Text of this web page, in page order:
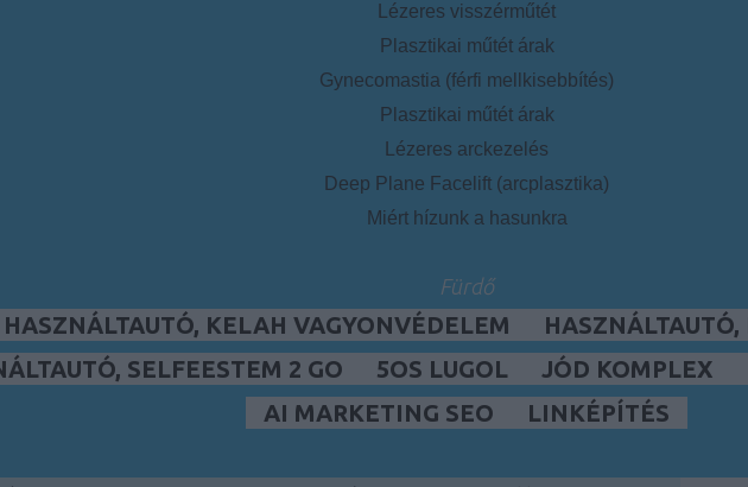
Lézeres visszérműtét
Plasztikai műtét árak
Gynecomastia (férfi mellkisebbítés)
Plasztikai műtét árak
Lézeres arckezelés
Deep Plane Facelift (arcplasztika)
Miért hízunk a hasunkra
Fürdő
HASZNÁLTAUTÓ, KELAH VAGYONVÉDELEM
SELFEESTEM 2 GO
5OS LUGOL JÓD KOMPLEX
AI MARKETING SEO
LINKÉPÍTÉS